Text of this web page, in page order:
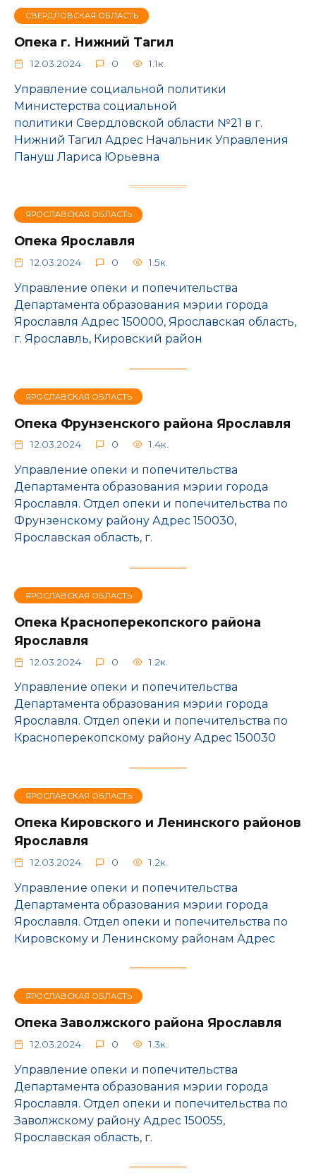
СВЕРДЛОВСКАЯ ОБЛАСТЬ
Опека г. Нижний Тагил
12.03.2024 0 1.1к.
Управление социальной политики
Министерства социальной
политики Свердловской области №21 в г.
Нижний Тагил Адрес Начальник Управления
Пануш Лариса Юрьевна
ЯРОСЛАВСКАЯ ОБЛАСТЬ
Опека Ярославля
12.03.2024 0 1.5к.
Управление опеки и попечительства
Департамента образования мэрии города
Ярославля Адрес 150000, Ярославская область,
г. Ярославль, Кировский район
ЯРОСЛАВСКАЯ ОБЛАСТЬ
Опека Фрунзенского района Ярославля
12.03.2024 0 1.4к.
Управление опеки и попечительства
Департамента образования мэрии города
Ярославля. Отдел опеки и попечительства по
Фрунзенскому району Адрес 150030,
Ярославская область, г.
ЯРОСЛАВСКАЯ ОБЛАСТЬ
Опека Красноперекопского района
Ярославля
12.03.2024 0 1.2к.
Управление опеки и попечительства
Департамента образования мэрии города
Ярославля. Отдел опеки и попечительства по
Красноперекопскому району Адрес 150030
ЯРОСЛАВСКАЯ ОБЛАСТЬ
Опека Кировского и Ленинского районов
Ярославля
12.03.2024 0 1.2к.
Управление опеки и попечительства
Департамента образования мэрии города
Ярославля. Отдел опеки и попечительства по
Кировскому и Ленинскому районам Адрес
ЯРОСЛАВСКАЯ ОБЛАСТЬ
Опека Заволжского района Ярославля
12.03.2024 0 1.3к.
Управление опеки и попечительства
Департамента образования мэрии города
Ярославля. Отдел опеки и попечительства по
Заволжскому району Адрес 150055,
Ярославская область, г.